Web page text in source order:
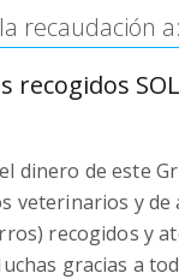
recaudación a:
recogidos
dinero de este
veterinarios y de
recogidos y
gracias a